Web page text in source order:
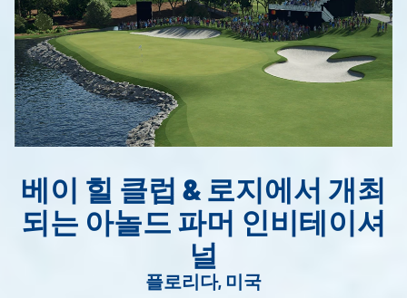
베이 힐 클럽 & 로지에서 개최
되는 아놀드 파머 인비테이셔
널
플로리다, 미국